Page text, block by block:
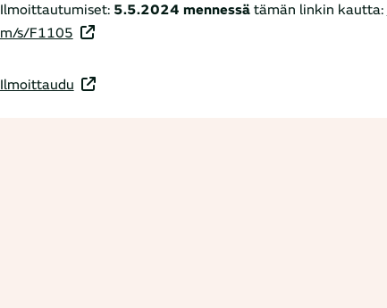
Ilmoittautumiset: 5.5.2024 mennessätämän linkin kautta:
m/s/F1105
Ilmoittaudu